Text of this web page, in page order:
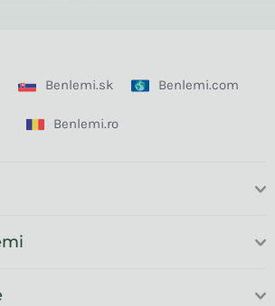
Benlemi.sk Benlemi.com
Benlemi.ro